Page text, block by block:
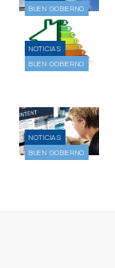
BUEN GOBIERNO
NOTICIAS
BUEN GOBIERNO
NOTICIAS
BUEN GOBIERNO